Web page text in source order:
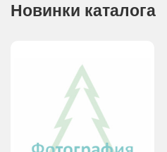
Новинки каталога